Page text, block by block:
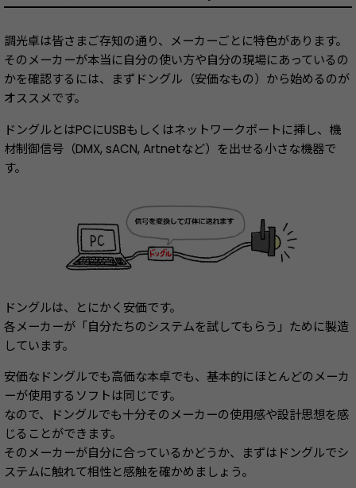
調光卓は皆さまご存知の通り、メーカーごとに特色があります。
そのメーカーが本当に自分の使い方や自分の現場にあっているの
かを確認するには、まずドングル（安価なもの）から始めるのが
オススメです。
ドングルとはPCにUSBもしくはネットワークポートに挿し、機
材制御信号（DMX, sACN, Artnetなど）を出せる小さな機器で
す。
ドングルは、とにかく安価です。
各メーカーが「自分たちのシステムを試してもらう」ために製造
しています。
安価なドングルでも高価な本卓でも、基本的にほとんどのメーカ
ーが使用するソフトは同じです。
なので、ドングルでも十分そのメーカーの使用感や設計思想を感
じることができます。
そのメーカーが自分に合っているかどうか、まずはドングルでシ
ステムに触れて相性と感触を確かめましょう。